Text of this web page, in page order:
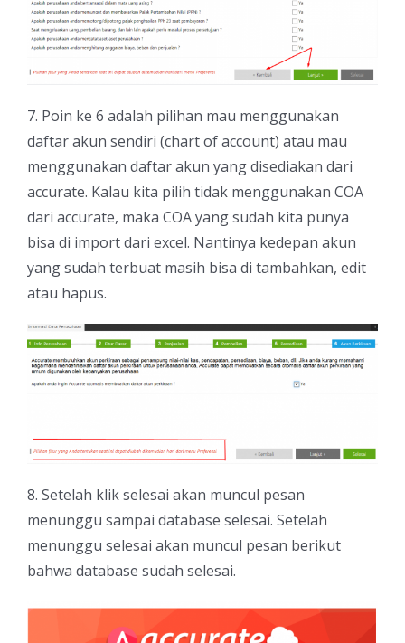
7. Poin ke 6 adalah pilihan mau menggunakan
daftar akun sendiri (chart of account) atau mau
menggunakan daftar akun yang disediakan dari
accurate. Kalau kita pilih tidak menggunakan COA
dari accurate, maka COA yang sudah kita punya
bisa di import dari excel. Nantinya kedepan akun
yang sudah terbuat masih bisa di tambahkan, edit
atau hapus.
8. Setelah klik selesai akan muncul pesan
menunggu sampai database selesai. Setelah
menunggu selesai akan muncul pesan berikut
bahwa database sudah selesai.